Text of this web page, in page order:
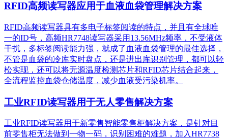
RFID高频读写器应用于血液血袋管理解决方案
RFID高频读写器具有多电子标签阅读的特点，并且有全球唯
一的ID号，高频HR7748读写器采用13.56MHz频率，不受液体
干扰，多标签阅读能力强，就成了血液血袋管理的最佳选择，
不管是血袋的冷库实时盘点，还是进出库识别管理，都可以轻
松实现，还可以将无源温度检测芯片和RFID芯片结合起来，
全流程监控血袋仓储温度，减少血液受污染机率。
工业RFID读写器用于无人零售解决方案
工业RFID读写器用于新零售智能零售柜解决方案，是针对目
前零售柜无法做到一物一码，识别困难的难题，加入HR7738